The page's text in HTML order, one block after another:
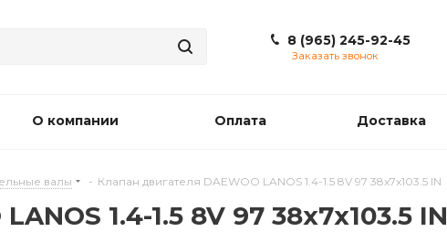
8 (965) 245-92-45
Заказать звонок
О компании Оплата Доставка
валы - Клапан двигателя DAEWOO LANOS 1.4-1.5 8V 97 38x7x103.5 IN
1.4-1.5 8V 97 38x7x103.5 IN